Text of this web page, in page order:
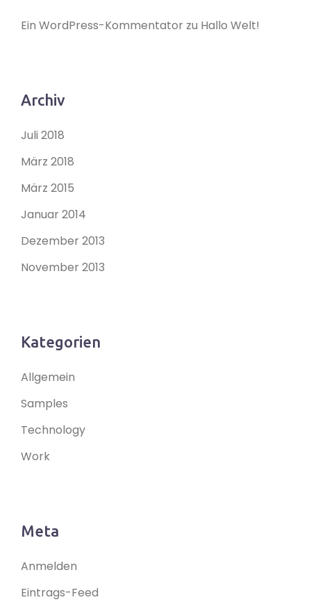
Ein WordPress-Kommentator zu Hallo Welt!
Archiv
Juli 2018
März 2018
März 2015
Januar 2014
Dezember 2013
November 2013
Kategorien
Allgemein
Samples
Technology
Work
Meta
Anmelden
Eintrags-Feed